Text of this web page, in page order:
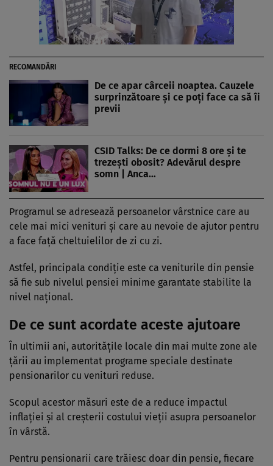
RECOMANDĂRI
De ce apar cârceii noaptea. Cauzele
surprinzătoare și ce poți face ca să îi
previi
CSID Talks: De ce dormi 8 ore și te
trezești obosit? Adevărul despre
somn | Anca…
Programul se adresează persoanelor vârstnice care au
cele mai mici venituri și care au nevoie de ajutor pentru
a face față cheltuielilor de zi cu zi.
Astfel, principala condiție este ca veniturile din pensie
să fie sub nivelul pensiei minime garantate stabilite la
nivel național.
De ce sunt acordate aceste ajutoare
În ultimii ani, autoritățile locale din mai multe zone ale
țării au implementat programe speciale destinate
pensionarilor cu venituri reduse.
Scopul acestor măsuri este de a reduce impactul
inflației și al creșterii costului vieții asupra persoanelor
în vârstă.
Pentru pensionarii care trăiesc doar din pensie, fiecare